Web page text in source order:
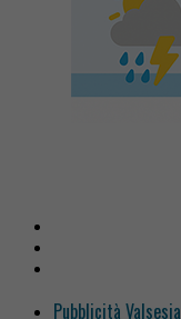
Pubblicità Valsesia